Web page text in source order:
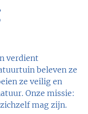
verdient
beleven ze
ze veilig en
Onze missie:
mag zijn.